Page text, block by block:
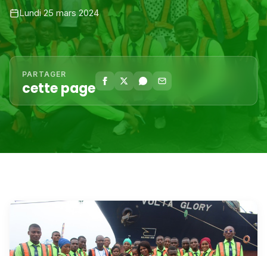
Lundi 25 mars 2024
PARTAGER
cette page